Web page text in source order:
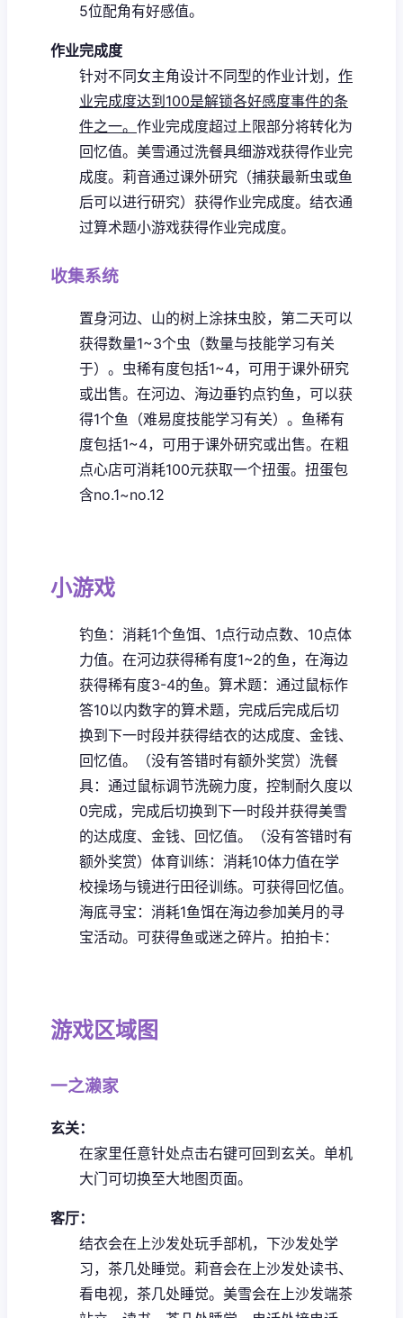
5位配角有好感值。
作业完成度
针对不同女主角设计不同型的作业计划， 作
业完成度达到100是解锁各好感度事件的条
件之一。 作业完成度超过上限部分将转化为
回忆值。 美雪通过洗餐具细游戏获得作业完
成度。 莉音通过课外研究（捕获最新虫或鱼
后可以进行研究）获得作业完成度。 结衣通
过算术题小游戏获得作业完成度。
收集系统
置身河边、山的树上涂抹虫胶，第二天可以
获得数量1~3个虫（数量与技能学习有关
于）。虫稀有度包括1~4，可用于课外研究
或出售。 在河边、海边垂钓点钓鱼，可以获
得1个鱼（难易度技能学习有关）。鱼稀有
度包括1~4，可用于课外研究或出售。 在粗
点心店可消耗100元获取一个扭蛋。扭蛋包
含no.1~no.12
小游戏
钓鱼：消耗1个鱼饵、1点行动点数、10点体
力值。在河边获得稀有度1~2的鱼，在海边
获得稀有度3-4的鱼。 算术题：通过鼠标作
答10以内数字的算术题，完成后完成后切
换到下一时段并获得结衣的达成度、金钱、
回忆值。（没有答错时有额外奖赏） 洗餐
具：通过鼠标调节洗碗力度，控制耐久度以
0完成，完成后切换到下一时段并获得美雪
的达成度、金钱、回忆值。（没有答错时有
额外奖赏） 体育训练：消耗10体力值在学
校操场与镜进行田径训练。可获得回忆值。
海底寻宝：消耗1鱼饵在海边参加美月的寻
宝活动。可获得鱼或迷之碎片。 拍拍卡：
游戏区域图
一之濑家
玄关：
在家里任意针处点击右键可回到玄关。 单机
大门可切换至大地图页面。
客厅：
结衣会在上沙发处玩手部机，下沙发处学
习，茶几处睡觉。 莉音会在上沙发处读书、
看电视，茶几处睡觉。 美雪会在上沙发端茶